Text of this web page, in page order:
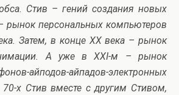
Стив – гений создания новых
рынок персональных компьютеров
Затем, в конце ХХ века – рынок
А уже в ХХI-м – рынок
айподов-айпадов-электронных
х Стив вместе с другим Стивом,